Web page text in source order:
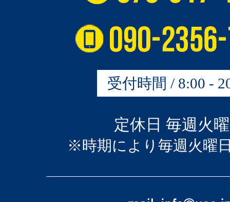
受付時間 / 8:00 -
定休日 毎週火
※時期により毎週火曜